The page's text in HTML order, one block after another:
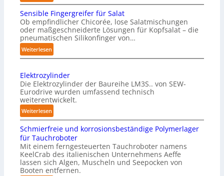
M
a
g
a
z
i
n
-
B
e
l
d
u
n
g
f
ü
Sensible Fingergreifer für Salat
Ob empfindlicher Chicorée, lose Salatmischungen
oder maßgeschneiderte Lösungen für Kopfsalat – die
pneumatischen Silikonfinger von…
Weiterlesen:
S
n
s
i
b
l
i
n
g
e
Elektrozylinder
Die Elektrozylinder der Baureihe LM3S.. von SEW-
Eurodrive wurden umfassend technisch
weiterentwickelt.
Weiterlesen:
E
l
e
k
t
r
Schmierfreie und korrosionsbeständige Polymerlager
für Tauchroboter
Mit einem ferngesteuerten Tauchroboter namens
KeelCrab des italienischen Unternehmens Aeffe
lassen sich Algen, Muscheln und Seepocken von
Booten entfernen.